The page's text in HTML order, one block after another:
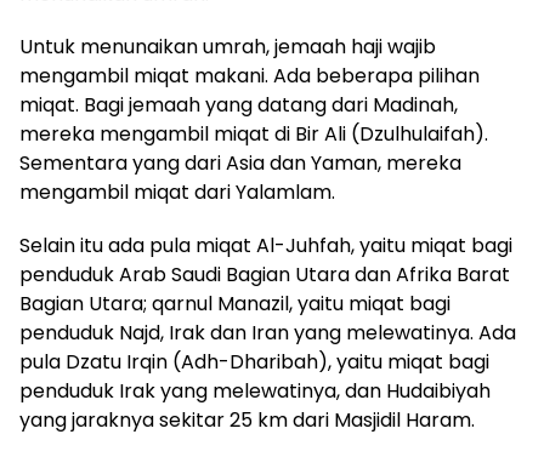
Untuk menunaikan umrah, jemaah haji wajib
mengambil miqat makani. Ada beberapa pilihan
miqat. Bagi jemaah yang datang dari Madinah,
mereka mengambil miqat di Bir Ali (Dzulhulaifah).
Sementara yang dari Asia dan Yaman, mereka
mengambil miqat dari Yalamlam.
Selain itu ada pula miqat Al-Juhfah, yaitu miqat bagi
penduduk Arab Saudi Bagian Utara dan Afrika Barat
Bagian Utara; qarnul Manazil, yaitu miqat bagi
penduduk Najd, Irak dan Iran yang melewatinya. Ada
pula Dzatu Irqin (Adh-Dharibah), yaitu miqat bagi
penduduk Irak yang melewatinya, dan Hudaibiyah
yang jaraknya sekitar 25 km dari Masjidil Haram.